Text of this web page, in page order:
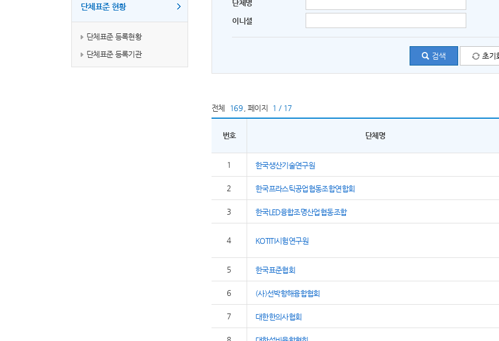
단체표준 현황
단체표준 등록현황
단체표준 등록기관
단체명
이니셜
전체 169 페이지 1 / 17
번호 단체명
1 한국생산기술연구원
2 한국프라스틱공업협동조합연합회
3 한국LED융합조명산업협동조합
4 KOTITI시험연구원
5 한국표준협회
6 (사)선박항해융합협회
7 대한한의사협회